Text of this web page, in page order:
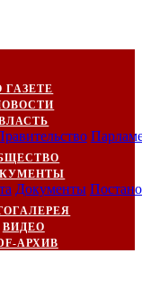
ГАЗЕТЕ
Документы
ВИДЕО
АРХИВ